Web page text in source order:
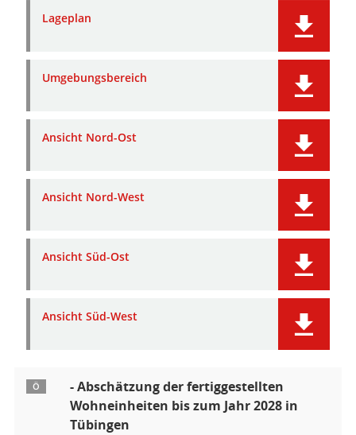
Lageplan
Umgebungsbereich
Ansicht Nord-Ost
Ansicht Nord-West
Ansicht Süd-Ost
Ansicht Süd-West
Ö
- Abschätzung der fertiggestellten
Wohneinheiten bis zum Jahr 2028 in
Tübingen